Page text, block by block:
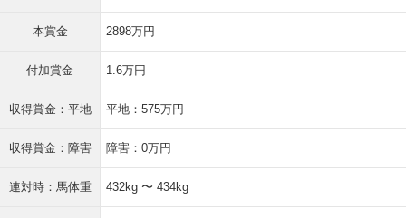
本賞金 2898万円
付加賞金 1.6万円
収得賞金：平地 平地：575万円
収得賞金：障害 障害：0万円
連対時：馬体重 432kg 〜 434kg